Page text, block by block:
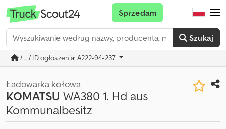
Szukaj
Sprzedam
/ ... / ID ogłoszenia: A222-94-237
Ładowarka kołowa
KOMATSU WA380 1. Hd aus
Kommunalbesitz